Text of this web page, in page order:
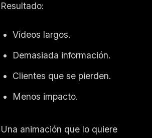
Resultado:
Vídeos largos.
Demasiada información.
Clientes que se pierden.
Menos impacto.
Una animación que lo quiere